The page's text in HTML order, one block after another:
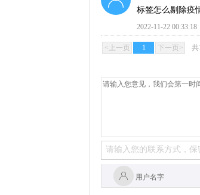
标签怎么剔除疫
2022-11-22 00:33:18
<上一页 1 下一页> 共
用户名字